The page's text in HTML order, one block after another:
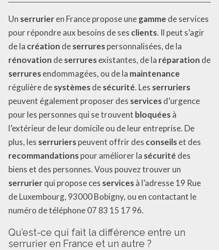
Un serrurieren France propose unegamme de services
pour répondre aux besoins de ses clients. Il peut s’agir
de la création deserrurespersonnalisées, de la
rénovation deserruresexistantes, de la réparation de
serruresendommagées, ou de la maintenance
régulière desystèmesdesécurité. Les serruriers
peuvent également proposer des servicesd’urgence
pour les personnes qui se trouvent bloquéesà
l’extérieur de leur domicile ou de leur entreprise. De
plus, les serrurierspeuvent offrir des conseilset des
recommandationspour améliorer la sécurité des
biens et des personnes. Vous pouvez trouver un
serrurierqui propose ces servicesà l’adresse 19 Rue
de Luxembourg, 93000 Bobigny, ou en contactant le
numéro de téléphone 07 83 15 17 96.
Qu’est-ce qui fait la différence entre un
serrurier en France et un autre ?